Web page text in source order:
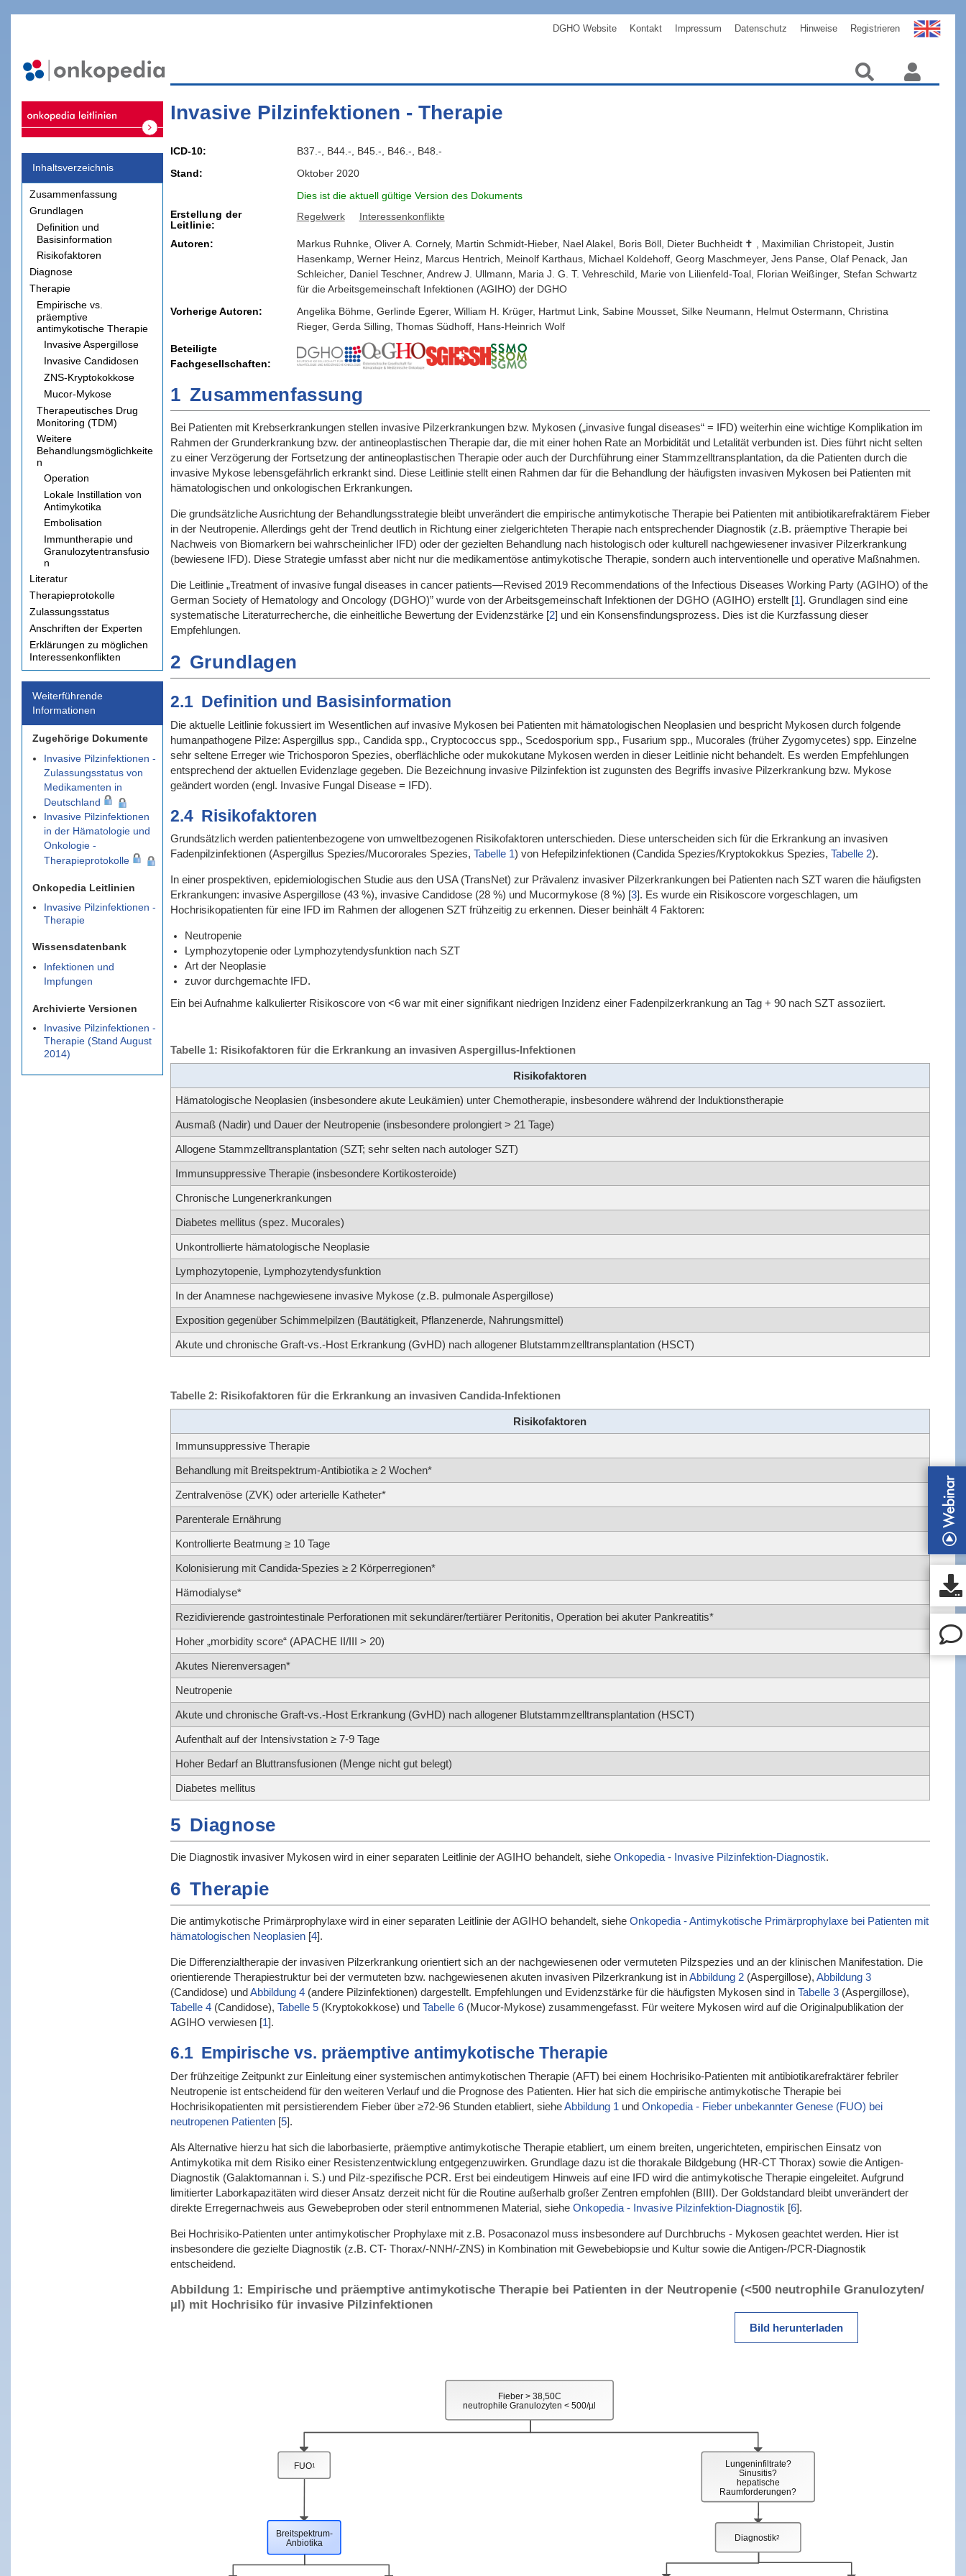
DGHO Website Kontakt Impressum Datenschutz Hinweise Registrieren
Inhaltsverzeichnis
Zusammenfassung
Grundlagen
Definition und
Basisinformation
Risikofaktoren
Diagnose
Therapie
Empirische vs.
präemptive
antimykotische Therapie
Invasive Aspergillose
Invasive Candidosen
ZNS-Kryptokokkose
Mucor-Mykose
Therapeutisches Drug
Monitoring (TDM)
Weitere
Behandlungsmöglichkeite
n
Operation
Lokale Instillation von
Antimykotika
Embolisation
Immuntherapie und
Granulozytentransfusio
n
Literatur
Therapieprotokolle
Zulassungsstatus
Anschriften der Experten
Erklärungen zu möglichen
Interessenkonflikten
Weiterführende
Informationen
Zugehörige Dokumente
Invasive Pilzinfektionen -
Zulassungsstatus von
Medikamenten in
Deutschland
Invasive Pilzinfektionen
in der Hämatologie und
Onkologie -
Therapieprotokolle
Onkopedia Leitlinien
Invasive Pilzinfektionen -
Therapie
Wissensdatenbank
Infektionen und
Impfungen
Archivierte Versionen
Invasive Pilzinfektionen -
Therapie (Stand August
2014)
Invasive Pilzinfektionen - Therapie
ICD-10
B37.-, B44.-, B45.-, B46.-, B48.-
Stand
Oktober 2020
Dies ist die aktuell gültige Version des Dokuments
Erstellung der
Leitlinie
Regelwerk Interessenkonflikte
Autoren: Markus Ruhnke, Oliver A. Cornely, Martin Schmidt-Hieber, Nael Alakel, Boris Böll, Dieter Buchheidt , Maximilian Christopeit, Justin
Hasenkamp, Werner Heinz, Marcus Hentrich, Meinolf Karthaus, Michael Koldehoff, Georg Maschmeyer, Jens Panse, Olaf Penack, Jan
Schleicher, Daniel Teschner, Andrew J. Ullmann, Maria J. G. T. Vehreschild, Marie von Lilienfeld-Toal, Florian Weißinger, Stefan Schwartz
für die Arbeitsgemeinschaft Infektionen (AGIHO) der DGHO
Vorherige Autoren:
Angelika Böhme, Gerlinde Egerer, William H. Krüger, Hartmut Link, Sabine Mousset, Silke Neumann, Helmut Ostermann, Christina
Rieger, Gerda Silling, Thomas Südhoff, Hans-Heinrich Wolf
Beteiligte
Fachgesellschaften
1 Zusammenfassung
Bei Patienten mit Krebserkrankungen stellen invasive Pilzerkrankungen bzw. Mykosen („invasive fungal diseases“ = IFD) weiterhin eine wichtige Komplikation im
Rahmen der Grunderkrankung bzw. der antineoplastischen Therapie dar, die mit einer hohen Rate an Morbidität und Letalität verbunden ist. Dies führt nicht selten
zu einer Verzögerung der Fortsetzung der antineoplastischen Therapie oder auch der Durchführung einer Stammzelltransplantation, da die Patienten durch die
invasive Mykose lebensgefährlich erkrankt sind. Diese Leitlinie stellt einen Rahmen dar für die Behandlung der häufigsten invasiven Mykosen bei Patienten mit
hämatologischen und onkologischen Erkrankungen.
Die grundsätzliche Ausrichtung der Behandlungsstrategie bleibt unverändert die empirische antimykotische Therapie bei Patienten mit antibiotikarefraktärem Fieber
in der Neutropenie. Allerdings geht der Trend deutlich in Richtung einer zielgerichteten Therapie nach entsprechender Diagnostik (z.B. präemptive Therapie bei
Nachweis von Biomarkern bei wahrscheinlicher IFD) oder der gezielten Behandlung nach histologisch oder kulturell nachgewiesener invasiver Pilzerkrankung
(bewiesene IFD). Diese Strategie umfasst aber nicht nur die medikamentöse antimykotische Therapie, sondern auch interventionelle und operative Maßnahmen.
Die Leitlinie „Treatment of invasive fungal diseases in cancer patients—Revised 2019 Recommendations of the Infectious Diseases Working Party (AGIHO) of the
German Society of Hematology and Oncology (DGHO)” wurde von der Arbeitsgemeinschaft Infektionen der DGHO (AGIHO) erstellt [1]. Grundlagen sind eine
systematische Literaturrecherche, die einheitliche Bewertung der Evidenzstärke [2] und ein Konsensfindungsprozess. Dies ist die Kurzfassung dieser
Empfehlungen.
2 Grundlagen
2.1 Definition und Basisinformation
Die aktuelle Leitlinie fokussiert im Wesentlichen auf invasive Mykosen bei Patienten mit hämatologischen Neoplasien und bespricht Mykosen durch folgende
humanpathogene Pilze: Aspergillus spp., Candida spp., Cryptococcus spp., Scedosporium spp., Fusarium spp., Mucorales (früher Zygomycetes) spp. Einzelne
sehr seltene Erreger wie Trichosporon Spezies, oberflächliche oder mukokutane Mykosen werden in dieser Leitlinie nicht behandelt. Es werden Empfehlungen
entsprechend der aktuellen Evidenzlage gegeben. Die Bezeichnung invasive Pilzinfektion ist zugunsten des Begriffs invasive Pilzerkrankung bzw. Mykose
geändert worden (engl. Invasive Fungal Disease = IFD).
2.4 Risikofaktoren
Grundsätzlich werden patientenbezogene von umweltbezogenen Risikofaktoren unterschieden. Diese unterscheiden sich für die Erkrankung an invasiven
Fadenpilzinfektionen (Aspergillus Spezies/Mucororales Spezies, Tabelle 1) von Hefepilzinfektionen (Candida Spezies/Kryptokokkus Spezies, Tabelle 2).
In einer prospektiven, epidemiologischen Studie aus den USA (TransNet) zur Prävalenz invasiver Pilzerkrankungen bei Patienten nach SZT waren die häufigsten
Erkrankungen: invasive Aspergillose (43 %), invasive Candidose (28 %) und Mucormykose (8 %) [3]. Es wurde ein Risikoscore vorgeschlagen, um
Hochrisikopatienten für eine IFD im Rahmen der allogenen SZT frühzeitig zu erkennen. Dieser beinhält 4 Faktoren:
Neutropenie
Lymphozytopenie oder Lymphozytendysfunktion nach SZT
Art der Neoplasie
zuvor durchgemachte IFD.
Ein bei Aufnahme kalkulierter Risikoscore von <6 war mit einer signifikant niedrigen Inzidenz einer Fadenpilzerkrankung an Tag + 90 nach SZT assoziiert.
Tabelle 1: Risikofaktoren für die Erkrankung an invasiven Aspergillus-Infektionen
Risikofaktoren
Hämatologische Neoplasien (insbesondere akute Leukämien) unter Chemotherapie, insbesondere während der Induktionstherapie
Ausmaß (Nadir) und Dauer der Neutropenie (insbesondere prolongiert > 21 Tage)
Allogene Stammzelltransplantation (SZT; sehr selten nach autologer SZT)
Immunsuppressive Therapie (insbesondere Kortikosteroide)
Chronische Lungenerkrankungen
Diabetes mellitus (spez. Mucorales)
Unkontrollierte hämatologische Neoplasie
Lymphozytopenie, Lymphozytendysfunktion
In der Anamnese nachgewiesene invasive Mykose (z.B. pulmonale Aspergillose)
Exposition gegenüber Schimmelpilzen (Bautätigkeit, Pflanzenerde, Nahrungsmittel)
Akute und chronische Graft-vs.-Host Erkrankung (GvHD) nach allogener Blutstammzelltransplantation (HSCT)
Tabelle 2: Risikofaktoren für die Erkrankung an invasiven Candida-Infektionen
Risikofaktoren
Immunsuppressive Therapie
Behandlung mit Breitspektrum-Antibiotika ≥ 2 Wochen*
Zentralvenöse (ZVK) oder arterielle Katheter*
Parenterale Ernährung
Kontrollierte Beatmung ≥ 10 Tage
Kolonisierung mit Candida-Spezies ≥ 2 Körperregionen*
Hämodialyse*
Rezidivierende gastrointestinale Perforationen mit sekundärer/tertiärer Peritonitis, Operation bei akuter Pankreatitis*
Hoher „morbidity score“ (APACHE II/III > 20)
Akutes Nierenversagen*
Neutropenie
Akute und chronische Graft-vs.-Host Erkrankung (GvHD) nach allogener Blutstammzelltransplantation (HSCT)
Aufenthalt auf der Intensivstation ≥ 7-9 Tage
Hoher Bedarf an Bluttransfusionen (Menge nicht gut belegt)
Diabetes mellitus
5 Diagnose
Die Diagnostik invasiver Mykosen wird in einer separaten Leitlinie der AGIHO behandelt, siehe Onkopedia - Invasive Pilzinfektion-Diagnostik.
6 Therapie
Die antimykotische Primärprophylaxe wird in einer separaten Leitlinie der AGIHO behandelt, siehe Onkopedia - Antimykotische Primärprophylaxe bei Patienten mit
hämatologischen Neoplasien [4].
Die Differenzialtherapie der invasiven Pilzerkrankung orientiert sich an der nachgewiesenen oder vermuteten Pilzspezies und an der klinischen Manifestation. Die
orientierende Therapiestruktur bei der vermuteten bzw. nachgewiesenen akuten invasiven Pilzerkrankung ist inAbbildung 2(Aspergillose), Abbildung 3
(Candidose) undAbbildung 4(andere Pilzinfektionen) dargestellt. Empfehlungen und Evidenzstärke für die häufigsten Mykosen sind in Tabelle 3(Aspergillose),
Tabelle 4(Candidose), Tabelle 5(Kryptokokkose) und Tabelle 6(Mucor-Mykose) zusammengefasst. Für weitere Mykosen wird auf die Originalpublikation der
AGIHO verwiesen [1].
6.1 Empirische vs. präemptive antimykotische Therapie
Der frühzeitige Zeitpunkt zur Einleitung einer systemischen antimykotischen Therapie (AFT) bei einem Hochrisiko-Patienten mit antibiotikarefraktärer febriler
Neutropenie ist entscheidend für den weiteren Verlauf und die Prognose des Patienten. Hier hat sich die empirische antimykotische Therapie bei
Hochrisikopatienten mit persistierendem Fieber über ≥72-96 Stunden etabliert, sieheAbbildung 1 und Onkopedia - Fieber unbekannter Genese (FUO) bei
neutropenen Patienten [5].
Als Alternative hierzu hat sich die laborbasierte, präemptive antimykotische Therapie etabliert, um einem breiten, ungerichteten, empirischen Einsatz von
Antimykotika mit dem Risiko einer Resistenzentwicklung entgegenzuwirken. Grundlage dazu ist die thorakale Bildgebung (HR-CT Thorax) sowie die Antigen-
Diagnostik (Galaktomannan i. S.) und Pilz-spezifische PCR. Erst bei eindeutigem Hinweis auf eine IFD wird die antimykotische Therapie eingeleitet. Aufgrund
limitierter Laborkapazitäten wird dieser Ansatz derzeit nicht für die Routine außerhalb großer Zentren empfohlen (BIII). Der Goldstandard bleibt unverändert der
direkte Erregernachweis aus Gewebeproben oder steril entnommenen Material, siehe Onkopedia - Invasive Pilzinfektion-Diagnostik [6].
Bei Hochrisiko-Patienten unter antimykotischer Prophylaxe mit z.B. Posaconazol muss insbesondere auf Durchbruchs - Mykosen geachtet werden. Hier ist
insbesondere die gezielte Diagnostik (z.B. CT- Thorax/-NNH/-ZNS) in Kombination mit Gewebebiopsie und Kultur sowie die Antigen-/PCR-Diagnostik
entscheidend.
Abbildung 1: Empirische und präemptive antimykotische Therapie bei Patienten in der Neutropenie (<500 neutrophile Granulozyten/
µl) mit Hochrisiko für invasive Pilzinfektionen
Bild herunterladen
Fieber > 38,50C
neutrophile Granulozyten < 500/µl
FUO1
Lungeninfiltrate?
Sinusitis?
hepatische
Raumforderungen?
Diagnostik2
Breitspektrum-
Anbiotika